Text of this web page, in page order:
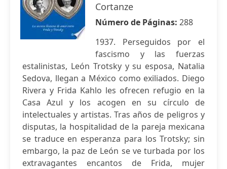
Cortanze
Número de Páginas: 288
1937. Perseguidos por el
fascismo y las fuerzas
estalinistas, León Trotsky y su esposa, Natalia
Sedova, llegan a México como exiliados. Diego
Rivera y Frida Kahlo les ofrecen refugio en la
Casa Azul y los acogen en su círculo de
intelectuales y artistas. Tras años de peligros y
disputas, la hospitalidad de la pareja mexicana
se traduce en esperanza para los Trotsky; sin
embargo, la paz de León se ve turbada por los
extravagantes encantos de Frida, mujer